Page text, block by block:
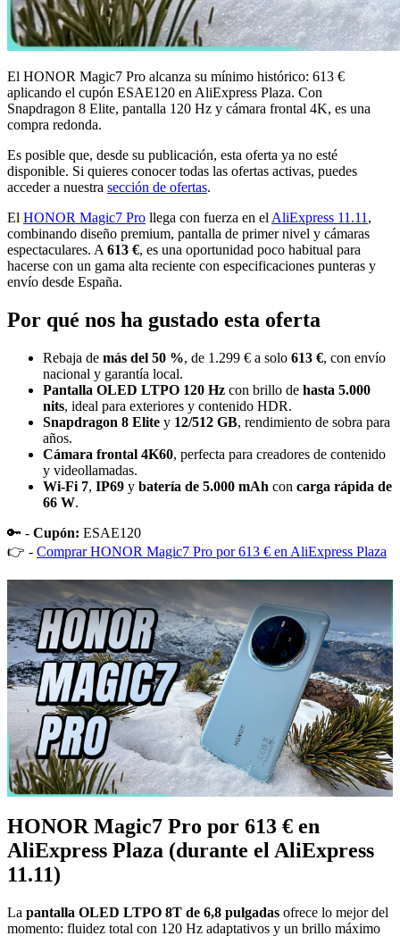
El HONOR Magic7 Pro alcanza su mínimo histórico: 613 €
aplicando el cupón ESAE120 en AliExpress Plaza. Con
Snapdragon 8 Elite, pantalla 120 Hz y cámara frontal 4K, es una
compra redonda.
Es posible que, desde su publicación, esta oferta ya no esté
disponible. Si quieres conocer todas las ofertas activas, puedes
acceder a nuestra sección de ofertas.
El HONOR Magic7 Pro llega con fuerza en el AliExpress 11.11 ,
combinando diseño premium, pantalla de primer nivel y cámaras
espectaculares. A 613 €, es una oportunidad poco habitual para
hacerse con un gama alta reciente con especificaciones punteras y
envío desde España.
Por qué nos ha gustado esta oferta
Rebaja de más del 50 %, de 1.299 € a solo 613 €, con envío
nacional y garantía local.
Pantalla OLED LTPO 120 Hz con brillo de hasta 5.000
nits, ideal para exteriores y contenido HDR.
Snapdragon 8 Elite y 12/512 GB, rendimiento de sobra para
años.
Cámara frontal 4K60, perfecta para creadores de contenido
y videollamadas.
Wi-Fi 7, IP69 y batería de 5.000 mAh con carga rápida de
66 W.
🔑 - Cupón: ESAE120
👉 - Comprar HONOR Magic7 Pro por 613 € en AliExpress Plaza
HONOR Magic7 Pro por 613 € en
AliExpress Plaza (durante el AliExpress
11.11)
La pantalla OLED LTPO 8T de 6,8 pulgadas ofrece lo mejor del
momento: fluidez total con 120 Hz adaptativos y un brillo máximo